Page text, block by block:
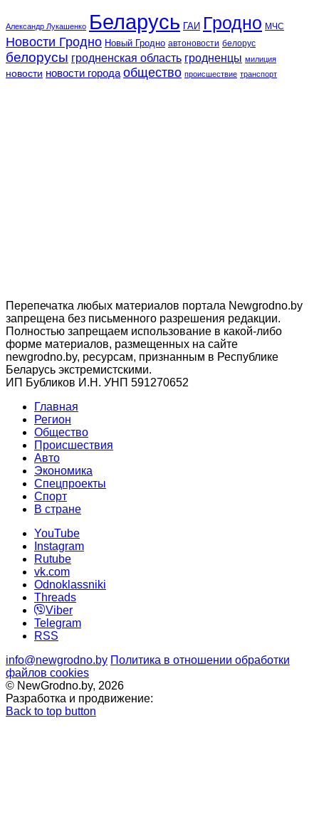
Александр Лукашенко Беларусь ГАИ Гродно МЧС
Новости Гродно Новый Гродно автоновости белорус
белорусы гродненская область гродненцы милиция
новости новости города общество происшествие транспорт
Перепечатка любых материалов портала Newgrodno.by
запрещена без письменного разрешения редакции.
Полностью запрещаем использование в какой-либо
форме материалов, размещенных на сайте
newgrodno.by, ресурсам, признанным в Республике
Беларусь экстремистскими.
ИП Бубликов И.Н. УНП 591270652
Главная
Регион
Общество
Происшествия
Авто
Экономика
Спецпроекты
Cпорт
В стране
YouTube
Instagram
Rutube
vk.com
Odnoklassniki
Threads
Viber
Telegram
RSS
info@newgrodno.by Политика в отношении обработки
файлов cookies
© NewGrodno.by, 2026
Разработка и продвижение:
Back to top button